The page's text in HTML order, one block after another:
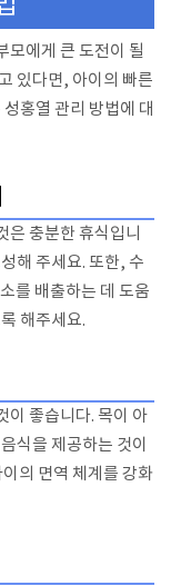
모에게 큰 도전이 될
있다면, 아이의 빠른
홍열 관리 방법에 대
은 충분한 휴식입니
해 주세요. 또한, 수
를 배출하는 데 도움
해주세요.
이 좋습니다. 목이 아
식을 제공하는 것이
의 면역 체계를 강화